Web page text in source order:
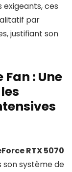
exigeants, ces
par
justifiant son
: Une
RTX 5070
son système de